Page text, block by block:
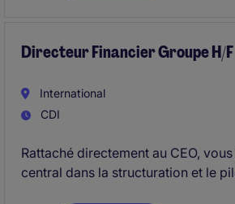
Directeur Financier Groupe H/F
International
CDI
Rattaché directement au CEO,
central dans la structuration et le